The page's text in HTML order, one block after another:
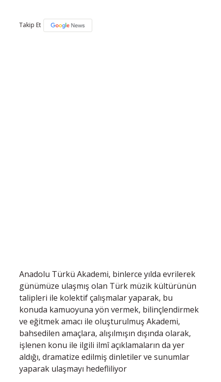
Takip Et
Anadolu Türkü Akademi, binlerce yılda evrilerek
günümüze ulaşmış olan Türk müzik kültürünün
talipleri ile kolektif çalışmalar yaparak, bu
konuda kamuoyuna yön vermek, bilinçlendirmek
ve eğitmek amacı ile oluşturulmuş Akademi,
bahsedilen amaçlara, alışılmışın dışında olarak,
işlenen konu ile ilgili ilmî açıklamaların da yer
aldığı, dramatize edilmiş dinletiler ve sunumlar
yaparak ulaşmayı hedefliliyor